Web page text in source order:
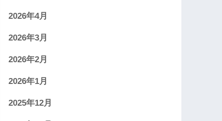
2026年4月
2026年3月
2026年2月
2026年1月
2025年12月